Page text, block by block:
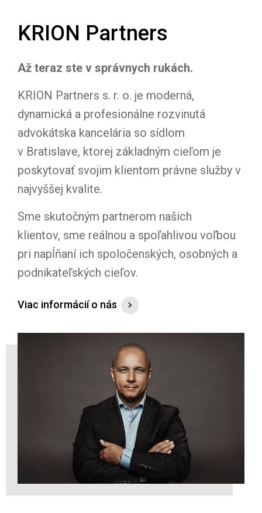
KRION Partners
Až teraz ste v správnych rukách.
KRION Partners s. r. o. je moderná,
dynamická a profesionálne rozvinutá
advokátska kancelária so sídlom
v Bratislave, ktorej základným cieľom je
poskytovať svojim klientom právne služby v
najvyššej kvalite.
Sme skutočným partnerom našich
klientov, sme reálnou a spoľahlivou voľbou
pri napĺňaní ich spoločenských, osobných a
podnikateľských cieľov.
Viac informácií o nás